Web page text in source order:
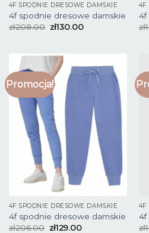
4F SPODNIE DRESOWE DAMSKIE
4f spodnie dresowe damskie
zł208.00 zł130.00
4F
4f
zł
Promocja!
4F SPODNIE DRESOWE DAMSKIE
4f spodnie dresowe damskie
zł206.00 zł129.00
4F
4f
zł